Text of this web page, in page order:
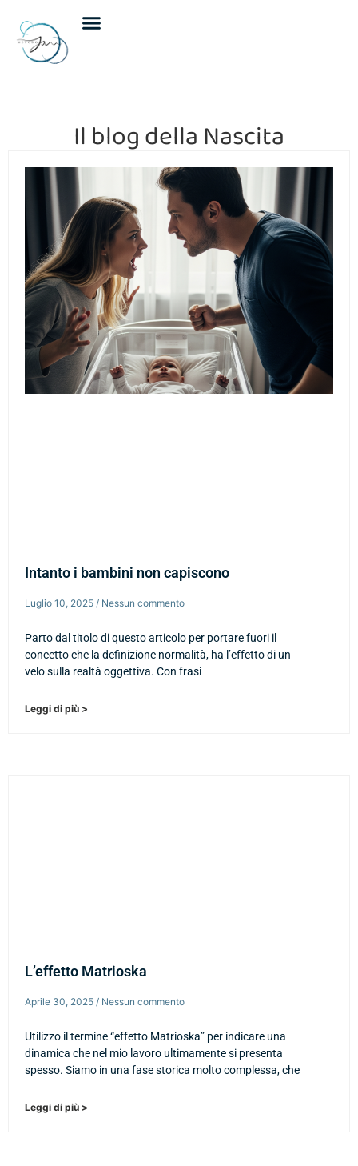
Il blog della Nascita
Intanto i bambini non capiscono
Luglio 10, 2025 Nessun commento
Parto dal titolo di questo articolo per portare fuori il
concetto che la definizione normalità, ha l’effetto di un
velo sulla realtà oggettiva. Con frasi
Leggi di più >
L’effetto Matrioska
Aprile 30, 2025 Nessun commento
Utilizzo il termine “effetto Matrioska” per indicare una
dinamica che nel mio lavoro ultimamente si presenta
spesso. Siamo in una fase storica molto complessa, che
Leggi di più >